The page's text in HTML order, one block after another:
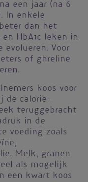
een jaar (na 6
In enkele
dan het
HbA1c leken in
evolueren. Voor
of ghreline
koos voor
de calorie-
teruggebracht
in de
voeding zoals
Melk, granen
als mogelijk
een kwart koos